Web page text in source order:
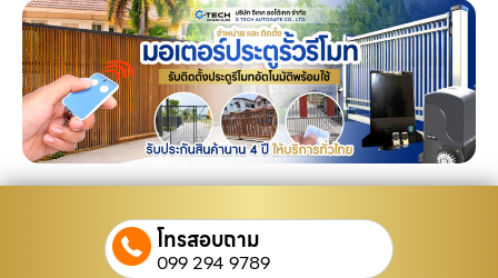
โทรสอบถาม
099 294 9789